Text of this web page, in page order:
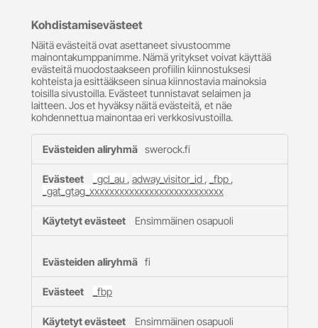
Kohdistamisevästeet
Näitä evästeitä ovat asettaneet sivustoomme
mainontakumppanimme. Nämä yritykset voivat käyttää
evästeitä muodostaakseen profiilin kiinnostuksesi
kohteista ja esittääkseen sinua kiinnostavia mainoksia
toisilla sivustoilla. Evästeet tunnistavat selaimen ja
laitteen. Jos et hyväksy näitä evästeitä, et näe
kohdennettua mainontaa eri verkkosivustoilla.
Kohdistamisevästeet
swerock.fi
_gcl_au , adway_visitor_id , _fbp ,
_gat_gtag_xxxxxxxxxxxxxxxxxxxxxxxxxxx
Ensimmäinen osapuoli
fi
_fbp
Ensimmäinen osapuoli